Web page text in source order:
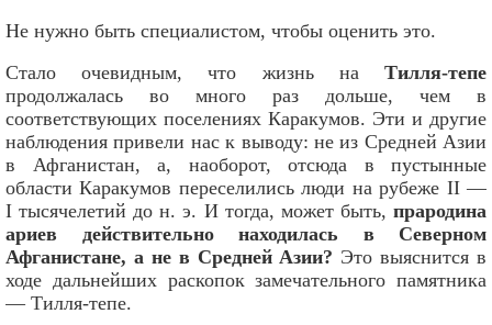
Не нужно быть специалистом, чтобы оценить это.
Стало очевидным, что жизнь на Тилля-тепе
продолжалась во много раз дольше, чем в
соответствующих поселениях Каракумов. Эти и другие
наблюдения привели нас к выводу: не из Средней Азии
в Афганистан, а, наоборот, отсюда в пустынные
области Каракумов переселились люди на рубеже II —
I тысячелетий до н. э. И тогда, может быть, прародина
ариев действительно находилась в Северном
Афганистане, а не в Средней Азии? Это выяснится в
ходе дальнейших раскопок замечательного памятника
— Тилля-тепе.